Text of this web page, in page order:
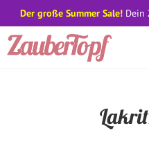
Zum
Inhalt
Der große Summer Sale!Dein